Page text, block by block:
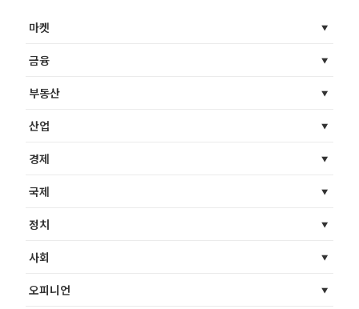
마켓
금융
부동산
산업
경제
국제
정치
사회
오피니언